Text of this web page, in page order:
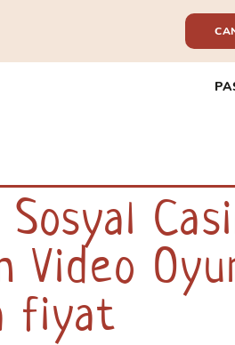
settore, vivi il brivido!
Video
fiyat